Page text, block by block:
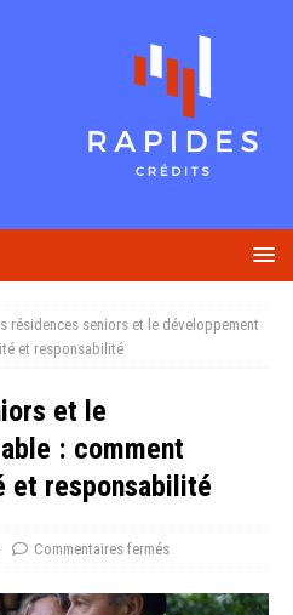
résidences seniors et le développement
et responsabilité
et le
: comment
et responsabilité
Commentaires fermés